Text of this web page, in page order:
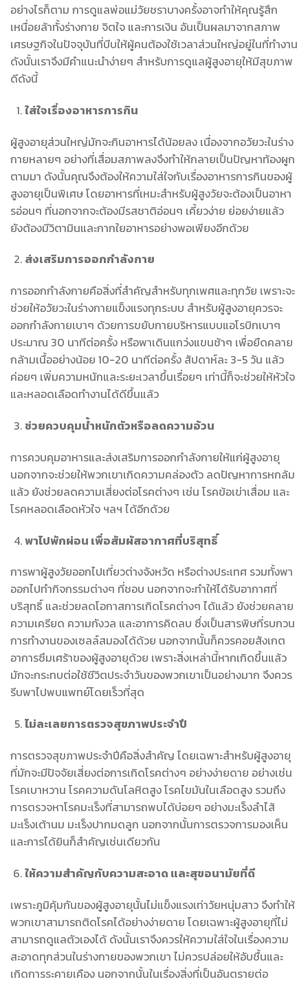
อย่างไรก็ตาม การดูแลพ่อแม่วัยชราบางครั้งอาจทำให้คุณรู้สึก
เหนื่อยล้าทั้งร่างกาย จิตใจ และการเงิน อันเป็นผลมาจากสภาพ
เศรษฐกิจในปัจจุบันที่บีบให้ผู้คนต้องใช้เวลาส่วนใหญ่อยู่ในที่ทำงาน
ดังนั้นเราจึงมีคำแนะนำง่ายๆ สำหรับการดูแลผู้สูงอายุให้มีสุขภาพ
ดีดังนี้
ใส่ใจเรื่องอาหารการกิน
ผู้สูงอายุส่วนใหญ่มักจะกินอาหารได้น้อยลง เนื่องจากอวัยวะในร่าง
กายหลายๆ อย่างที่เสื่อมสภาพลงจึงทำให้กลายเป็นปัญหาท้องผูก
ตามมา ดังนั้นคุณจึงต้องให้ความใส่ใจกับเรื่องอาหารการกินของผู้
สูงอายุเป็นพิเศษ โดยอาหารที่เหมะสำหรับผู้สูงวัยจะต้องเป็นอาหา
รอ่อนๆ ที่นอกจากจะต้องมีรสชาติอ่อนๆ เคี้ยวง่าย ย่อยง่ายแล้ว
ยังต้องมีวิตามินและกากใยอาหารอย่างพอเพียงอีกด้วย
ส่งเสริมการออกกำลังกาย
การออกกำลังกายคือสิ่งที่สำคัญสำหรับทุกเพศและทุกวัย เพราะจะ
ช่วยให้อวัยวะในร่างกายแข็งแรงทุกระบบ สำหรับผู้สูงอายุควรจะ
ออกกำลังกายเบาๆ ด้วยการขยับกายบริหารแบบแอโรบิกเบาๆ
ประมาณ 30 นาทีต่อครั้ง หรือพาเดินแกว่งแขนช้าๆ เพื่อยืดคลาย
กล้ามเนื้ออย่างน้อย 10-20 นาทีต่อครั้ง สัปดาห์ละ 3-5 วัน แล้ว
ค่อยๆ เพิ่มความหนักและระยะเวลาขึ้นเรื่อยๆ เท่านี้ก็จะช่วยให้หัวใจ
และหลอดเลือดทำงานได้ดีขึ้นแล้ว
ช่วยควบคุมน้ำหนักตัวหรือลดความอ้วน
การควบคุมอาหารและส่งเสริมการออกกำลังกายให้แก่ผู้สูงอายุ
นอกจากจะช่วยให้พวกเขาเกิดความคล่องตัว ลดปัญหาการหกล้ม
แล้ว ยังช่วยลดความเสี่ยงต่อโรคต่างๆ เช่น โรคข้อเข่าเสื่อม และ
โรคหลอดเลือดหัวใจ ฯลฯ ได้อีกด้วย
พาไปพักผ่อน เพื่อสัมผัสอากาศที่บริสุทธิ์
การพาผู้สูงวัยออกไปเที่ยวต่างจังหวัด หรือต่างประเทศ รวมทั้งพา
ออกไปทำกิจกรรมต่างๆ ที่ชอบ นอกจากจะทำให้ได้รับอากาศที่
บริสุทธิ์ และช่วยลดโอกาสการเกิดโรคต่างๆ ได้แล้ว ยังช่วยคลาย
ความเครียด ความกังวล และอาการคิดลบ ซึ่งเป็นสารพิษที่รบกวน
การทำงานของเซลล์สมองได้ด้วย นอกจากนั้นก็ควรคอยสังเกต
อาการซึมเศร้าของผู้สูงอายุด้วย เพราะสิ่งเหล่านี้หากเกิดขึ้นแล้ว
มักจะกระทบต่อใช้ชีวิตประจำวันของพวกเขาเป็นอย่างมาก จึงควร
รีบพาไปพบแพทย์โดยเร็วที่สุด
ไม่ละเลยการตรวจสุขภาพประจำปี
การตรวจสุขภาพประจำปีคือสิ่งสำคัญ โดยเฉพาะสำหรับผู้สูงอายุ
ที่มักจะมีปัจจัยเสี่ยงต่อการเกิดโรคต่างๆ อย่างง่ายดาย อย่างเช่น
โรคเบาหวาน โรคความดันโลหิตสูง โรคไขมันในเลือดสูง รวมถึง
การตรวจหาโรคมะเร็งที่สามารถพบได้บ่อยๆ อย่างมะเร็งลำไส้
มะเร็งเต้านม มะเร็งปากมดลูก นอกจากนั้นการตรวจการมองเห็น
และการได้ยินก็สำคัญเช่นเดียวกัน
ให้ความสำคัญกับความสะอาด และสุขอนามัยที่ดี
เพราะภูมิคุ้มกันของผู้สูงอายุนั้นไม่แข็งแรงเท่าวัยหนุ่มสาว จึงทำให้
พวกเขาสามารถติดโรคได้อย่างง่ายดาย โดยเฉพาะผู้สูงอายุที่ไม่
สามารถดูแลตัวเองได้ ดังนั้นเราจึงควรให้ความใส่ใจในเรื่องความ
สะอาดทุกส่วนในร่างกายของพวกเขา ไม่ควรปล่อยให้อับชื้นและ
เกิดการระคายเคือง นอกจากนั้นในเรื่องสิ่งที่เป็นอันตรายต่อ